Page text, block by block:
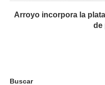
Arroyo incorpora la
de
Buscar